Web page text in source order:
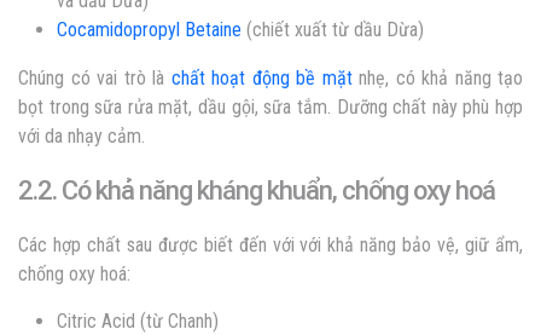
Cocamidopropyl Betaine (chiết xuất từ dầu Dừa)
Chúng có vai trò là chất hoạt động bề mặtnhẹ, có khả năng tạo
bọt trong sữa rửa mặt, dầu gội, sữa tắm. Dưỡng chất này phù hợp
với da nhạy cảm.
2.2. Có khả năng kháng khuẩn, chống oxy hoá
Các hợp chất sau được biết đến với với khả năng bảo vệ, giữ ẩm,
chống oxy hoá:
Citric Acid (từ Chanh)